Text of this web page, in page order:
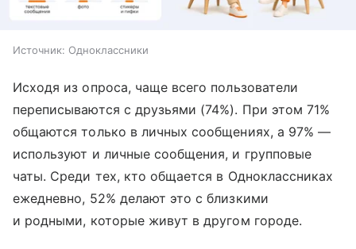
Источник: Одноклассники
Исходя из опроса, чаще всего пользователи
переписываются с друзьями (74%). При этом 71%
общаются только в личных сообщениях, а 97% —
используют и личные сообщения, и групповые
чаты. Среди тех, кто общается в Одноклассниках
ежедневно, 52% делают это с близкими
и родными, которые живут в другом городе.